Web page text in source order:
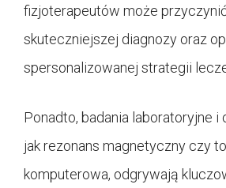
fizjoterapeutów może
skuteczniejszej diagnozy oraz
spersonalizowanej strategii
Ponadto, badania laboratoryjne i
jak rezonans magnetyczny czy
komputerowa, odgrywają